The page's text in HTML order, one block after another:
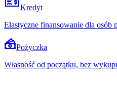
Kredyt
Elastyczne finansowanie dla osób
Pożyczka
Własność od początku, bez